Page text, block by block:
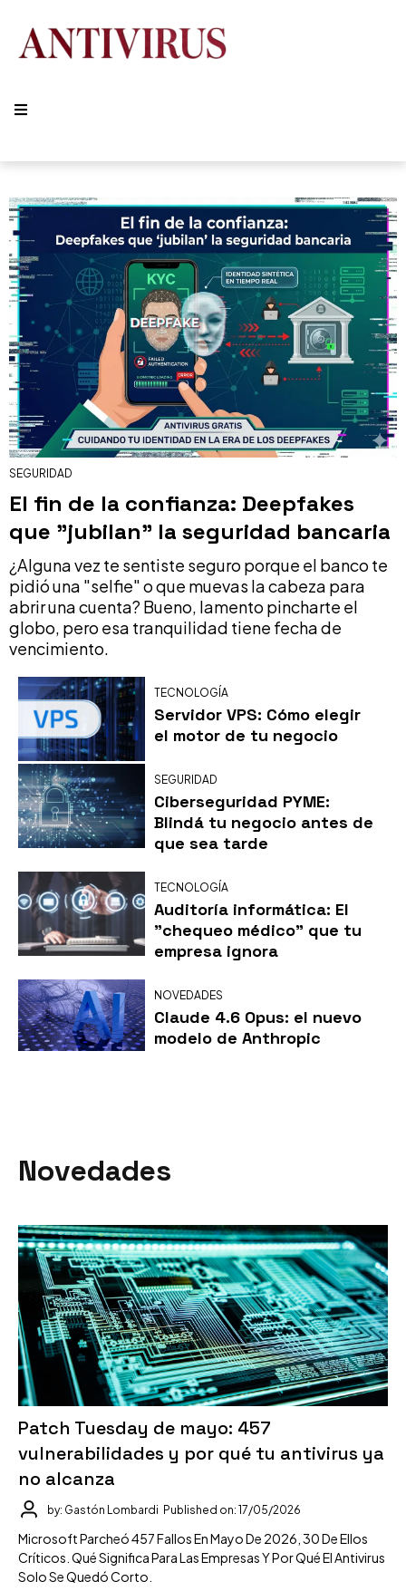
SEGURIDAD
El fin de la confianza: Deepfakes
que "jubilan" la seguridad bancaria
¿Alguna vez te sentiste seguro porque el banco te
pidió una "selfie" o que muevas la cabeza para
abrir una cuenta? Bueno, lamento pincharte el
globo, pero esa tranquilidad tiene fecha de
vencimiento.
TECNOLOGÍA
Servidor VPS: Cómo elegir
el motor de tu negocio
SEGURIDAD
Ciberseguridad PYME:
Blindá tu negocio antes de
que sea tarde
TECNOLOGÍA
Auditoría informática: El
"chequeo médico" que tu
empresa ignora
NOVEDADES
Claude 4.6 Opus: el nuevo
modelo de Anthropic
Novedades
Patch Tuesday de mayo: 457
vulnerabilidades y por qué tu antivirus ya
no alcanza
by: Gastón Lombardi Published on: 17/05/2026
Microsoft Parcheó 457 Fallos En Mayo De 2026, 30 De Ellos
Críticos. Qué Significa Para Las Empresas Y Por Qué El Antivirus
Solo Se Quedó Corto.